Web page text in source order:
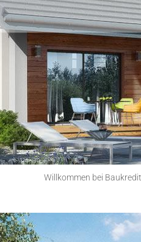
Willkommen bei